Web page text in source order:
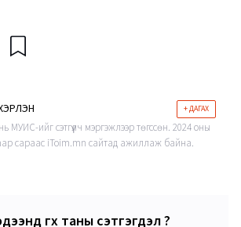
+ ДАГАХ
МУИС-ийг сэтгүүлч мэргэжлээр төгссөн. 2024 оны
сараас iToim.mn сайтад ажиллаж байна.
өгөх таны сэтгэгдэл ?